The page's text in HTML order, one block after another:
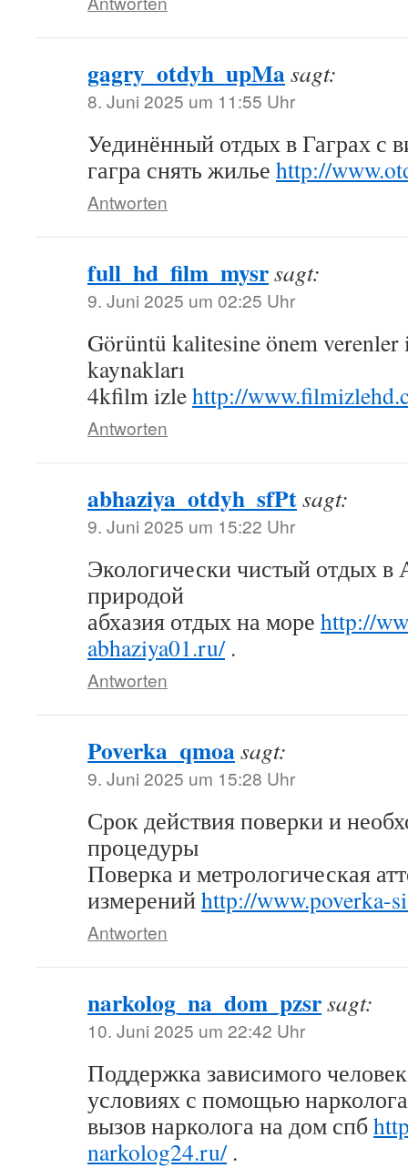
gagry_otdyh_upMasagt:
8. Juni 2025 um 11:55 Uhr
Уединённый отдых в Гаграх с
гагра снять жилье http://
Antworten
full_hd_film_mysrsagt:
9. Juni 2025 um 02:25 Uhr
Görüntü kalitesine önem
kaynakları
4kfilm izlehttp://
Antworten
abhaziya_otdyh_sfPtsagt:
9. Juni 2025 um 15:22 Uhr
Экологически чистый отдых в
природой
абхазия отдых на море http://
abhaziya01.ru/.
Antworten
Poverka_qmoasagt:
9. Juni 2025 um 15:28 Uhr
Срок действия поверки и
процедуры
Поверка и метрологическая
измеренийhttp://www.poverka-
Antworten
narkolog_na_dom_pzsrsagt:
10. Juni 2025 um 22:42 Uhr
Поддержка зависимого
условиях с помощью нарколога
вызов нарколога на дом спб
narkolog24.ru/.